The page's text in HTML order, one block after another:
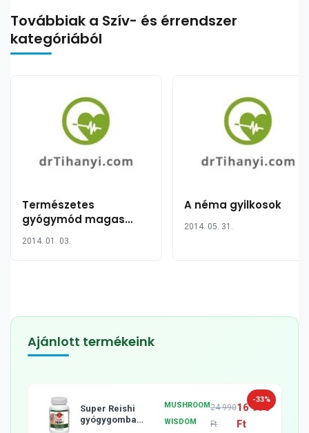
Továbbiak a Szív- és érrendszer
kategóriából
Természetes
gyógymód magas
2014. 01. 03.
A néma gyilkosok
2014. 05. 31.
Ajánlott termékeink
-33%
Super Reishi
gyógygomba
MUSHROOM
WISDOM
24 990
Ft
16 990
Ft